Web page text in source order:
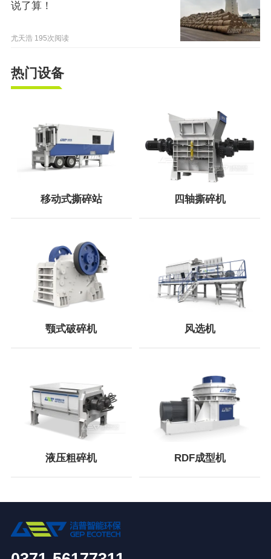
说了算！
尤天浩 195次阅读
热门设备
移动式撕碎站 四轴撕碎机
颚式破碎机 风选机
液压粗碎机 RDF成型机